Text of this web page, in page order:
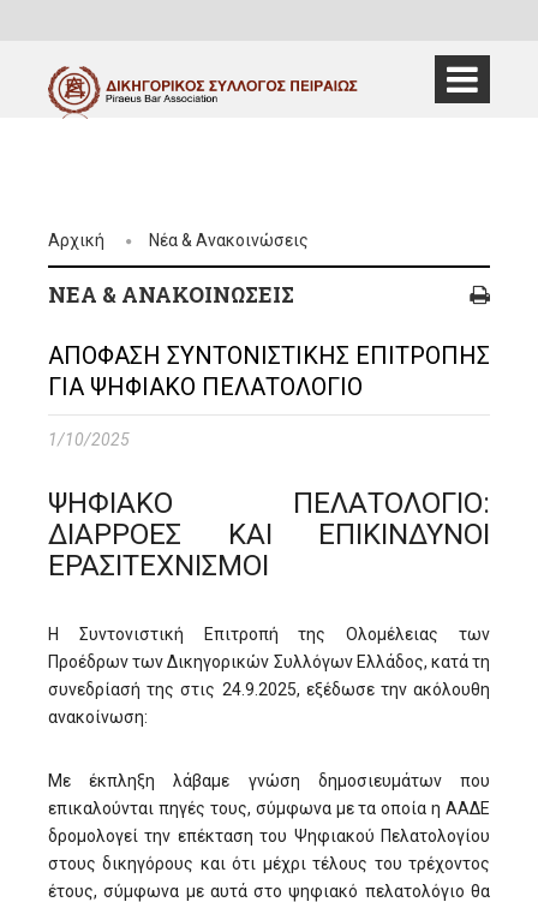
Αρχική Νέα & Ανακοινώσεις
ΝΈΑ & ΑΝΑΚΟΙΝΏΣΕΙΣ
ΑΠΟΦΑΣΗ ΣΥΝΤΟΝΙΣΤΙΚΗΣ ΕΠΙΤΡΟΠΗΣ
ΓΙΑ ΨΗΦΙΑΚΟ ΠΕΛΑΤΟΛΟΓΙΟ
1/10/2025
ΨΗΦΙΑΚΟ ΠΕΛΑΤΟΛΟΓΙΟ:
ΔΙΑΡΡΟΕΣ ΚΑΙ ΕΠΙΚΙΝΔΥΝΟΙ
ΕΡΑΣΙΤΕΧΝΙΣΜΟΙ
Η Συντονιστική Επιτροπή της Ολομέλειας των
Προέδρων των Δικηγορικών Συλλόγων Ελλάδος, κατά τη
συνεδρίασή της στις 24.9.2025, εξέδωσε την ακόλουθη
ανακοίνωση:
Με έκπληξη λάβαμε γνώση δημοσιευμάτων που
επικαλούνται πηγές τους, σύμφωνα με τα οποία η ΑΑΔΕ
δρομολογεί την επέκταση του Ψηφιακού Πελατολογίου
στους δικηγόρους και ότι μέχρι τέλους του τρέχοντος
έτους, σύμφωνα με αυτά στο ψηφιακό πελατολόγιο θα